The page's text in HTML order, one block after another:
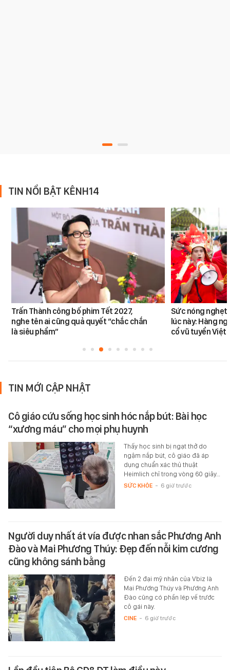
TIN NỔI BẬT KÊNH14
Trấn Thành công bố phim Tết 2027,
nghe tên ai cũng quả quyết “chắc chắn
là siêu phẩm”
Sức nóng nghẹt
lúc này: Hàng
cổ vũ tuyển
TIN MỚI CẬP NHẬT
Cô giáo cứu sống học sinh hóc nắp bút: Bài học
“xương máu” cho mọi phụ huynh
Thấy học sinh bị ngạt thở do
ngậm nắp bút, cô giáo đã áp
dụng chuẩn xác thủ thuật
Heimlich chỉ trong vòng 60 giây…
SỨC KHỎE - 6 giờ trước
Người duy nhất át vía được nhan sắc Phương Anh
Đào và Mai Phương Thúy: Đẹp đến nỗi kim cương
cũng không sánh bằng
Đến 2 đại mỹ nhân của Vbiz là
Mai Phương Thúy và Phương Anh
Đào cũng có phần lép vế trước
cô gái này.
CINE - 6 giờ trước